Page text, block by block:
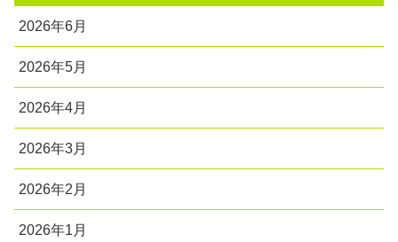
2026年6月
2026年5月
2026年4月
2026年3月
2026年2月
2026年1月